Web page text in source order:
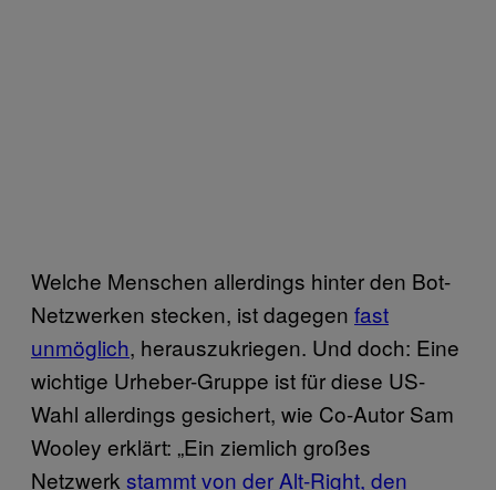
Welche Menschen allerdings hinter den Bot-
Netzwerken stecken, ist dagegen fast
unmöglich, herauszukriegen. Und doch: Eine
wichtige Urheber-Gruppe ist für diese US-
Wahl allerdings gesichert, wie Co-Autor Sam
Wooley erklärt: „Ein ziemlich großes
Netzwerk stammt von der Alt-Right, den